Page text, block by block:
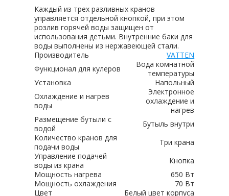
Каждый из трех разливных кранов
управляется отдельной кнопкой, при этом
розлив горячей воды защищен от
использования детьми. Внутренние баки для
воды выполнены из нержавеющей стали.
Производитель
VATTEN
Функционал для кулеров
Вода комнатной
температуры
Установка
Напольный
Охлаждение и нагрев
воды
Электронное
охлаждение и
нагрев
Размещение бутыли с
водой
Бутыль внутри
Количество кранов для
подачи воды
Три крана
Управление подачей
воды из крана
Кнопка
Мощность нагрева
650 Вт
Мощность охлаждения
70 Вт
Цвет
Белый цвет корпуса